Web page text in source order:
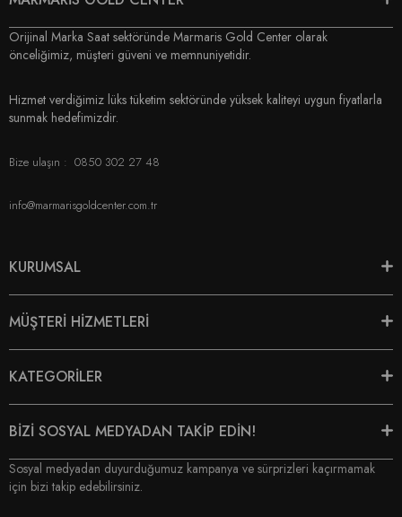
Orijinal Marka Saat sektöründe Marmaris Gold Center olarak
önceliğimiz, müşteri güveni ve memnuniyetidir.
Hizmet verdiğimiz lüks tüketim sektöründe yüksek kaliteyi uygun fiyatlarla
sunmak hedefimizdir.
Bize ulaşın : 0850 302 27 48
info@marmarisgoldcenter.com.tr
KURUMSAL
MÜŞTERİ HİZMETLERİ
KATEGORİLER
BİZİ SOSYAL MEDYADAN TAKİP EDİN!
Sosyal medyadan duyurduğumuz kampanya ve sürprizleri kaçırmamak
için bizi takip edebilirsiniz.